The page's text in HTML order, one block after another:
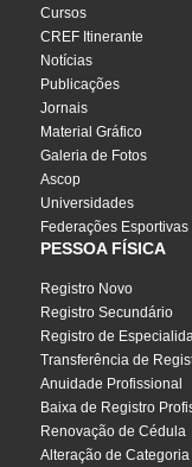
Cursos
CREF Itinerante
Notícias
Publicações
Jornais
Material Gráfico
Galeria de Fotos
Ascop
Universidades
Federações Esportivas
PESSOA FÍSICA
Registro Novo
Registro Secundário
Registro de
Transferência de
Anuidade Profissional
Baixa de Registro
Renovação de Cédula
Alteração de Categoria